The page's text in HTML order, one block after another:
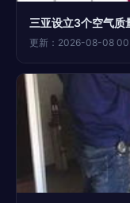
三亚设立3个空气质
更新：2026-08-08